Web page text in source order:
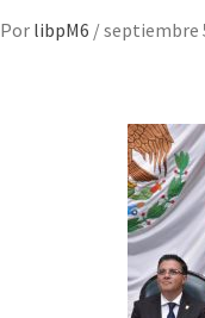
Por libpM6 /septiembre